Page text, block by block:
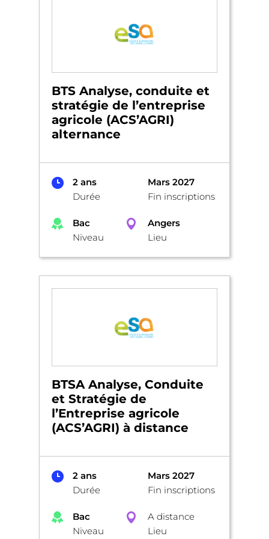
BTS Analyse, conduite et
stratégie de l’entreprise
agricole (ACS’AGRI)
alternance
2 ans
Durée
Mars 2027
Fin inscriptions
Bac
Niveau
Angers
Lieu
BTSA Analyse, Conduite
et Stratégie de
l’Entreprise agricole
(ACS’AGRI) à distance
2 ans
Durée
Mars 2027
Fin inscriptions
Bac
Niveau
A distance
Lieu